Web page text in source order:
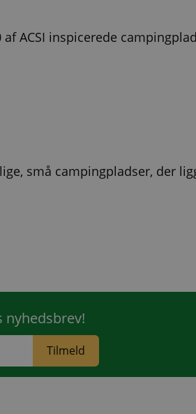
ACSI inspicerede
små campingpladser, der
nyhedsbrev!
Tilmeld